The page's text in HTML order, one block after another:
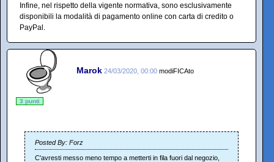
Infine, nel rispetto della vigente normativa, sono esclusivamente
disponibili la modalità di pagamento online con carta di credito o
PayPal.
Marok 24/03/2020, 00:00 modiFICAto
3 punti
Posted By: Forz
C'avresti messo meno tempo a metterti in fila fuori dal negozio,